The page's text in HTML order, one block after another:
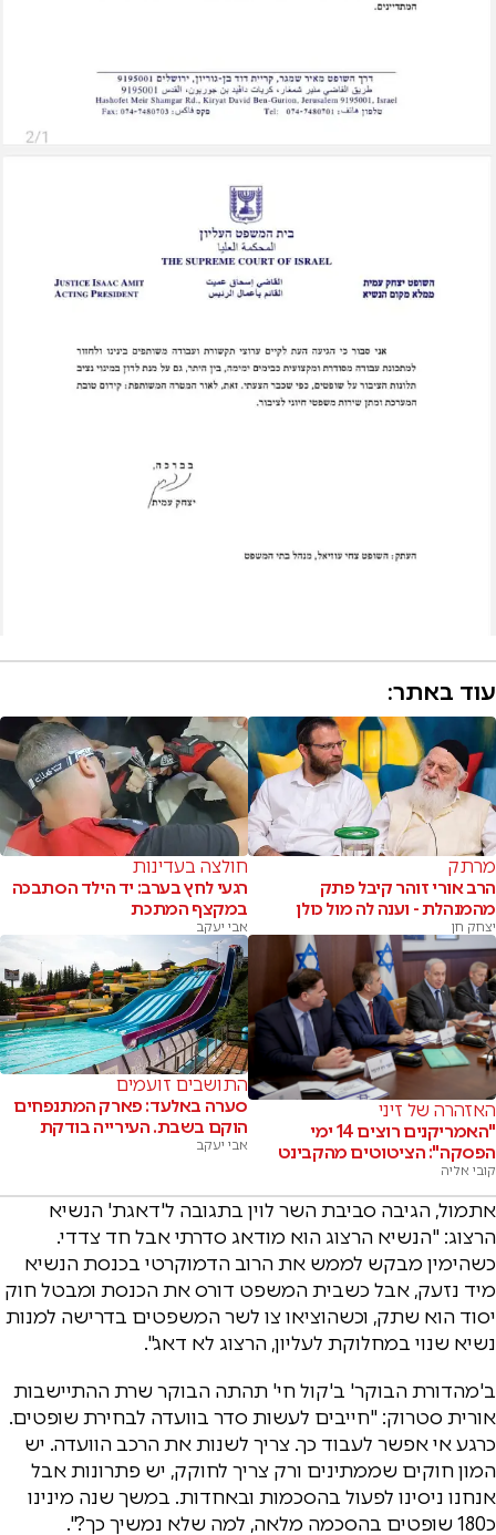
עוד באתר:
מרתק
הרב אורי זוהר קיבל פתק
מהמנהלת - וענה לה מול כולן
יצחק חן
חולצה בעדינות
רגעי לחץ בערב: יד הילד הסתבכה
במקצף המתכת
אבי יעקב
האזהרה של זיני
"האמריקנים רוצים 14 ימי
הפסקה": הציטוטים מהקבינט
קובי אליה
התושבים זועמים
סערה באלעד: פארק המתנפחים
הוקם בשבת. העירייה בודקת
אבי יעקב
אתמול, הגיבה סביבת השר לוין בתגובה ל'דאגת' הנשיא
הרצוג: "הנשיא הרצוג הוא מודאג סדרתי אבל חד צדדי.
כשהימין מבקש לממש את הרוב הדמוקרטי בכנסת הנשיא
מיד נזעק, אבל כשבית המשפט דורס את הכנסת ומבטל חוק
יסוד הוא שתק, וכשהוציאו צו לשר המשפטים בדרישה למנות
נשיא שנוי במחלוקת לעליון, הרצוג לא דאג".
ב'מהדורת הבוקר' ב'קול חי' תהתה הבוקר שרת ההתיישבות
אורית סטרוק: "חייבים לעשות סדר בוועדה לבחירת שופטים.
כרגע אי אפשר לעבוד כך. צריך לשנות את הרכב הוועדה. יש
המון חוקים שממתינים ורק צריך לחוקק, יש פתרונות אבל
אנחנו ניסינו לפעול בהסכמות ובאחדות. במשך שנה מינינו
כ180 שופטים בהסכמה מלאה, למה שלא נמשיך כך?".